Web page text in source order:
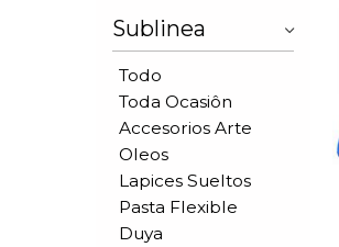
Sublinea
Todo
Toda Ocasiôn
Accesorios Arte
Oleos
Lapices Sueltos
Pasta Flexible
Duya